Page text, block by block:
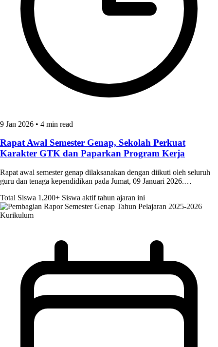
9 Jan 2026 • 4 min read
Rapat Awal Semester Genap, Sekolah Perkuat
Karakter GTK dan Paparkan Program Kerja
Rapat awal semester genap dilaksanakan dengan diikuti oleh seluruh
guru dan tenaga kependidikan pada Jumat, 09 Januari 2026.…
Total Siswa 1,200+ Siswa aktif tahun ajaran ini
Kurikulum